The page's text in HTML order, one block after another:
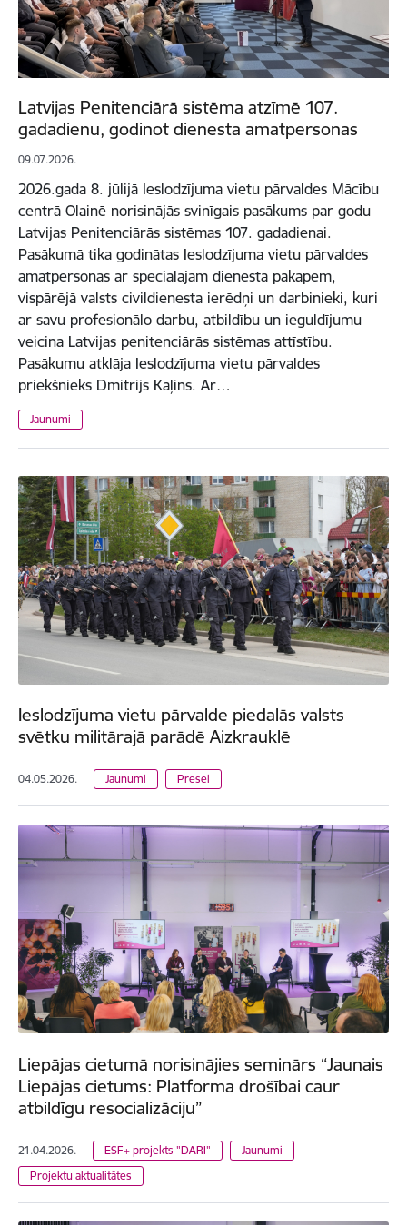
Latvijas Penitenciārā sistēma atzīmē 107.
gadadienu, godinot dienesta amatpersonas
09.07.2026.
2026.gada 8. jūlijā Ieslodzījuma vietu pārvaldes Mācību
centrā Olainē norisinājās svinīgais pasākums par godu
Latvijas Penitenciārās sistēmas 107. gadadienai.
Pasākumā tika godinātas Ieslodzījuma vietu pārvaldes
amatpersonas ar speciālajām dienesta pakāpēm,
vispārējā valsts civildienesta ierēdņi un darbinieki, kuri
ar savu profesionālo darbu, atbildību un ieguldījumu
veicina Latvijas penitenciārās sistēmas attīstību.
Pasākumu atklāja Ieslodzījuma vietu pārvaldes
priekšnieks Dmitrijs Kaļins. Ar…
Jaunumi
Ieslodzījuma vietu pārvalde piedalās valsts
svētku militārajā parādē Aizkrauklē
04.05.2026. Jaunumi Presei
Liepājas cietumā norisinājies seminārs “Jaunais
Liepājas cietums: Platforma drošībai caur
atbildīgu resocializāciju”
21.04.2026. ESF+ projekts "DARI"
Jaunumi
Projektu aktualitātes